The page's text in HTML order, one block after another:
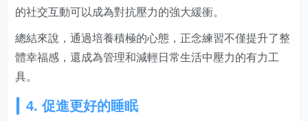
的社交互動可以成為對抗壓力的強大緩衝。
總結來說，通過培養積極的心態，正念練習不僅提升了整
體幸福感，還成為管理和減輕日常生活中壓力的有力工
具。
4. 促進更好的睡眠